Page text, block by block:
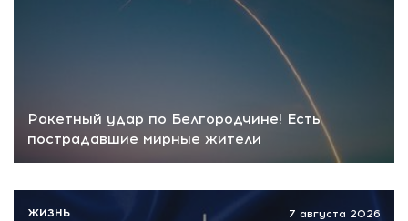
Ракетный удар по Белгородчине! Есть
пострадавшие мирные жители
7 августа 2026
ЖИЗНЬ